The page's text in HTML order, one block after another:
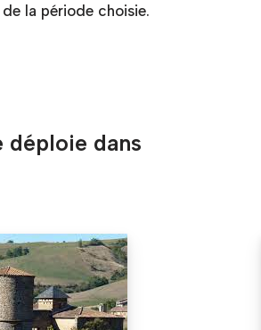
la période choisie.
déploie dans